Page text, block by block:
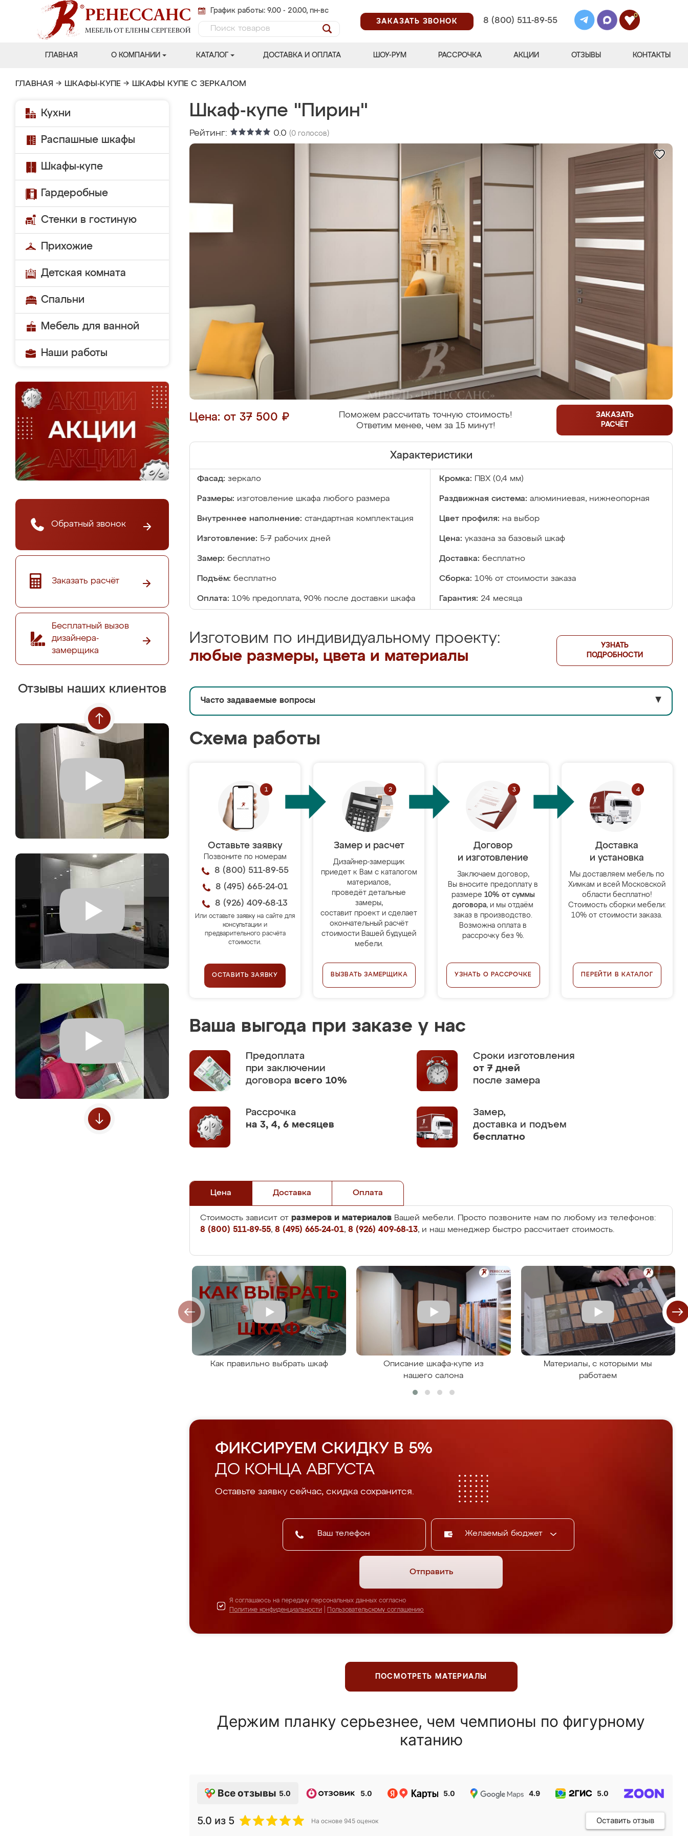
График работы: 9.00 - 20.00, пн-вс
ЗАКАЗАТЬ ЗВОНОК
8 (800) 511-89-55
0
ГЛАВНАЯ О КОМПАНИИ КАТАЛОГ ДОСТАВКА И ОПЛАТА ШОУ-РУМ РАССРОЧКА АКЦИИ ОТЗЫВЫ КОНТАКТЫ
ГЛАВНАЯ → ШКАФЫ-КУПЕ → ШКАФЫ КУПЕ С ЗЕРКАЛОМ
Кухни
Распашные шкафы
Шкафы-купе
Гардеробные
Стенки в гостиную
Прихожие
Детская комната
Спальни
Мебель для ванной
Наши работы
Обратный звонок
Заказать расчёт
Бесплатный вызов
дизайнера-
замерщика
Отзывы наших клиентов
Шкаф-купе "Пирин"
Рейтинг: 0.0 (0 голосов)
Цена: от 37 500 ₽
Поможем рассчитать точную стоимость!
Ответим менее, чем за 15 минут!
ЗАКАЗАТЬ
РАСЧЁТ
Характеристики
Фасад: зеркало Кромка: ПВХ (0,4 мм)
Размеры: изготовление шкафа любого размера Раздвижная система: алюминиевая, нижнеопорная
Внутреннее наполнение: стандартная комплектация Цвет профиля: на выбор
Изготовление: 5-7 рабочих дней Цена: указана за базовый шкаф
Замер: бесплатно Доставка: бесплатно
Подъём: бесплатно Сборка: 10% от стоимости заказа
Оплата: 10% предоплата, 90% после доставки шкафа Гарантия: 24 месяца
Изготовим по индивидуальному проекту:
любые размеры, цвета и материалы
УЗНАТЬ
ПОДРОБНОСТИ
Часто задаваемые вопросы ▼
Схема работы
Оставьте заявку
Позвоните по номерам
8 (800) 511-89-55
8 (495) 665-24-01
8 (926) 409-68-13
Или оставьте заявку на сайте для
консультации и
предварительного расчёта
стоимости.
ОСТАВИТЬ ЗАЯВКУ
Замер и расчет
Дизайнер-замерщик
приедет к Вам с каталогом
материалов,
проведёт детальные
замеры,
составит проект и сделает
окончательный расчёт
стоимости Вашей будущей
мебели.
ВЫЗВАТЬ ЗАМЕРЩИКА
Договор
и изготовление
Заключаем договор,
Вы вносите предоплату в
размере 10% от суммы
договора, и мы отдаём
заказ в производство.
Возможна оплата в
рассрочку без %.
УЗНАТЬ О РАССРОЧКЕ
Доставка
и установка
Мы доставляем мебель по
Химкам и всей Московской
области бесплатно!
Стоимость сборки мебели:
10% от стоимости заказа.
ПЕРЕЙТИ В КАТАЛОГ
Ваша выгода при заказе у нас
Предоплата
при заключении
договора всего 10%
Сроки изготовления
от 7 дней
после замера
Рассрочка
на 3, 4, 6 месяцев
Замер,
доставка и подъем
бесплатно
Цена Доставка Оплата
Стоимость зависит от размеров и материалов Вашей мебели. Просто позвоните нам по любому из телефонов:
8 (800) 511-89-55, 8 (495) 665-24-01, 8 (926) 409-68-13, и наш менеджер быстро рассчитает стоимость.
Как правильно выбрать шкаф
Описание шкафа-купе из
нашего салона
Материалы, с которыми мы
работаем
ФИКСИРУЕМ СКИДКУ В 5%
ДО КОНЦА АВГУСТА
Оставьте заявку сейчас, скидка сохранится.
Желаемый бюджет
Отправить
Я соглашаюсь на передачу персональных данных согласно
Политике конфиденциальности
Пользовательскому соглашению
ПОСМОТРЕТЬ МАТЕРИАЛЫ
Держим планку серьезнее, чем чемпионы по фигурному
катанию
Все отзывы 5.0 5.0 5.0 4.9 5.0
5.0 из 5 На основе 945 оценок Оставить отзыв